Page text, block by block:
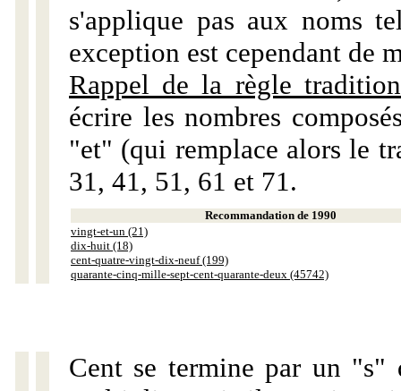
s'applique pas aux noms
exception est cependant de
Rappel de la règle
écrire les nombres
"et" (qui remplace alors le
31, 41, 51, 61 et 71.
Recommandation de 1990
vingt-et-un (21)
dix-huit (18)
cent-quatre-vingt-dix-neuf (199)
quarante-cinq-mille-sept-cent-quarante-deux (45742)
Cent se termine par un "s"